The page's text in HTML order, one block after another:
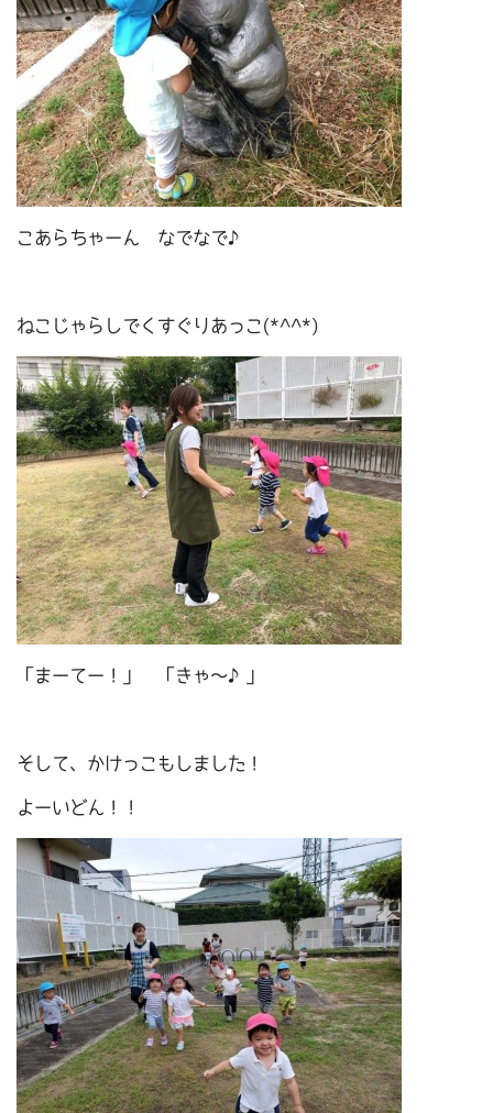
こあらちゃーん なでなで♪
ねこじゃらしでくすぐりあっこ(*^^*)
「まーてー！」 「きゃ～♪」
そして、かけっこもしました！
よーいどん！！